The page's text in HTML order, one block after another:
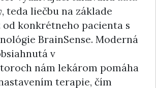
, teda liečbu na základe
od konkrétneho pacienta s
BrainSense. Moderná
v
nám lekárom pomáha
terapie, čím